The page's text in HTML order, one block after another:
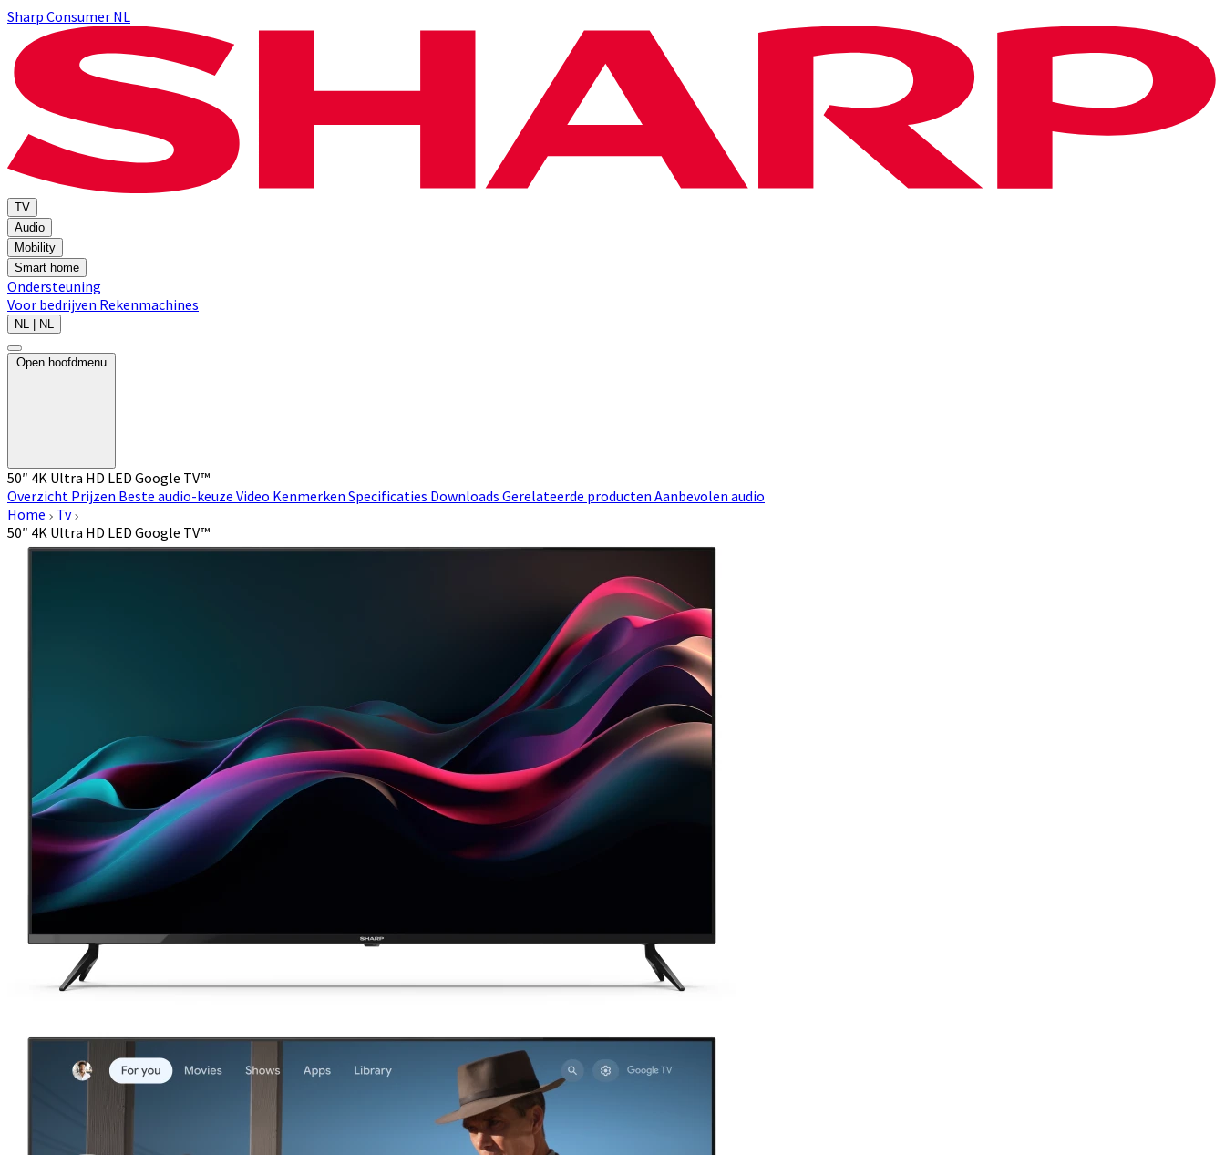
Sharp Consumer NL
TV
Audio
Mobility
Smart home
Ondersteuning
Voor bedrijven Rekenmachines
NL | NL
Open hoofdmenu
50″ 4K Ultra HD LED Google TV™
Overzicht Prijzen Beste audio-keuze Video Kenmerken Specificaties Downloads Gerelateerde producten Aanbevolen audio
Home
Tv
50″ 4K Ultra HD LED Google TV™